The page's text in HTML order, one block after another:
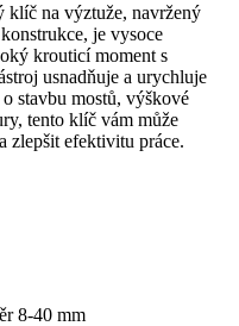
klíč na výztuže, navržený
je vysoce
krouticí moment s
usnadňuje a urychluje
stavbu mostů, výškové
tento klíč vám může
zlepšit efektivitu práce.
8-40 mm